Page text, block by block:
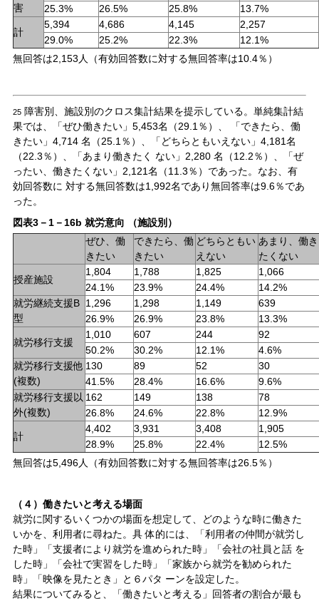
害 25.3% 26.5% 25.8% 13.7%
計
5,394 4,686 4,145 2,257
29.0%
25.2% 22.3% 12.1%
無回答は2,153人（有効回答数に対する無回答率は10.4％）
25障害別、施設別のクロス集計結果を提示している。単純集計結
果では、「ぜひ働きたい」5,453名（29.1％）、 「できたら、働
きたい」4,714 名（25.1％）、「どちらともいえない」4,181名
（22.3％）、「あまり働きたく ない」2,280 名（12.2％）、「ぜ
ったい、働きたくない」2,121名（11.3％）であった。なお、有
効回答数に 対する無回答数は1,992名であり無回答率は9.6％であ
った。
図表3－1－16b 就労意向 （施設別）
ぜひ、働
きたい
できたら、働
きたい
どちらともい
えない
あまり、働き
たくない
授産施設
1,804 1,788 1,825
1,066
24.1%
23.9% 24.4%
14.2%
就労継続支援B
型
1,296 1,298 1,149
639
26.9%
26.9% 23.8% 13.3%
就労移行支援
1,010 607 244
92
50.2%
30.2% 12.1%
4.6%
就労移行支援他
(複数)
130 89 52
30
41.5%
28.4% 16.6%
9.6%
就労移行支援以
外(複数)
162 149 138
78
26.8%
24.6% 22.8% 12.9%
計
4,402 3,931 3,408
1,905
28.9%
25.8% 22.4%
12.5%
無回答は5,496人（有効回答数に対する無回答率は26.5％）
（４）働きたいと考える場面
就労に関するいくつかの場面を想定して、どのような時に働きた
いかを、利用者に尋ねた。具 体的には、「利用者の仲間が就労し
た時」「支援者により就労を進められた時」「会社の社員と話 を
した時」「会社で実習をした時」「家族から就労を勧められた
時」「映像を見たとき」と６パタ ーンを設定した。
結果についてみると、「働きたいと考える」回答者の割合が最も